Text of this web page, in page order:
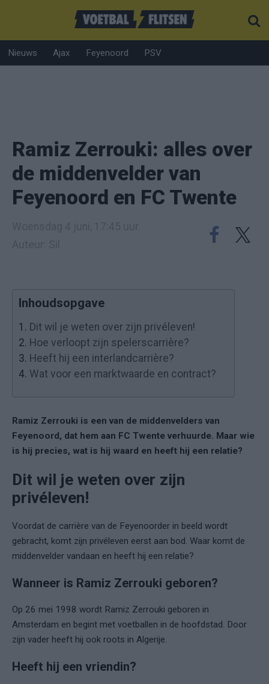
Nieuws Ajax Feyenoord PSV
Ramiz Zerrouki: alles over
de middenvelder van
Feyenoord en FC Twente
Inhoudsopgave
1. Dit wil je weten over zijn privéleven!
2. Hoe verloopt zijn spelerscarrière?
3. Heeft hij een interlandcarrière?
4. Wat voor een marktwaarde en contract?
Ramiz Zerrouki is een van de middenvelders van
Feyenoord, dat hem aan FC Twente verhuurde. Maar wie
is hij precies, wat is hij waard en heeft hij een relatie?
Dit wil je weten over zijn
privéleven!
Voordat de carrière van de Feyenoorder in beeld wordt
gebracht, komt zijn privéleven eerst aan bod. Waar komt de
middenvelder vandaan en heeft hij een relatie?
Wanneer is Ramiz Zerrouki geboren?
Op 26 mei 1998 wordt Ramiz Zerrouki geboren in
Amsterdam en begint met voetballen in de hoofdstad. Door
zijn vader heeft hij ook roots in Algerije.
Heeft hij een vriendin?